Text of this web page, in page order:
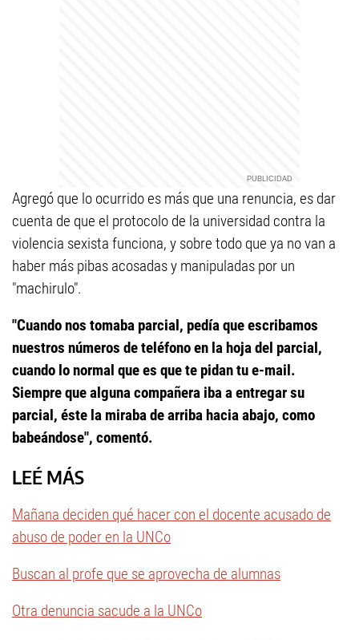
Agregó que lo ocurrido es más que una renuncia, es dar
cuenta de que el protocolo de la universidad contra la
violencia sexista funciona, y sobre todo que ya no van a
haber más pibas acosadas y manipuladas por un
"machirulo".
"Cuando nos tomaba parcial, pedía que escribamos
nuestros números de teléfono en la hoja del parcial,
cuando lo normal que es que te pidan tu e-mail.
Siempre que alguna compañera iba a entregar su
parcial, éste la miraba de arriba hacia abajo, como
babeándose", comentó.
LEÉ MÁS
Mañana deciden qué hacer con el docente acusado de
abuso de poder en la UNCo
Buscan al profe que se aprovecha de alumnas
Otra denuncia sacude a la UNCo